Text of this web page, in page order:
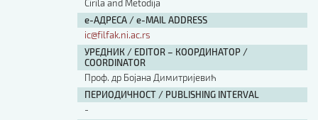
Cirila and Metodija
е-АДРЕСА / e-MAIL ADDRESS
ic@filfak.ni.ac.rs
УРЕДНИК / EDITOR – КООРДИНАТОР /
COORDINATOR
Проф. др Бојана Димитријевић
ПЕРИОДИЧНОСТ / PUBLISHING INTERVAL
-